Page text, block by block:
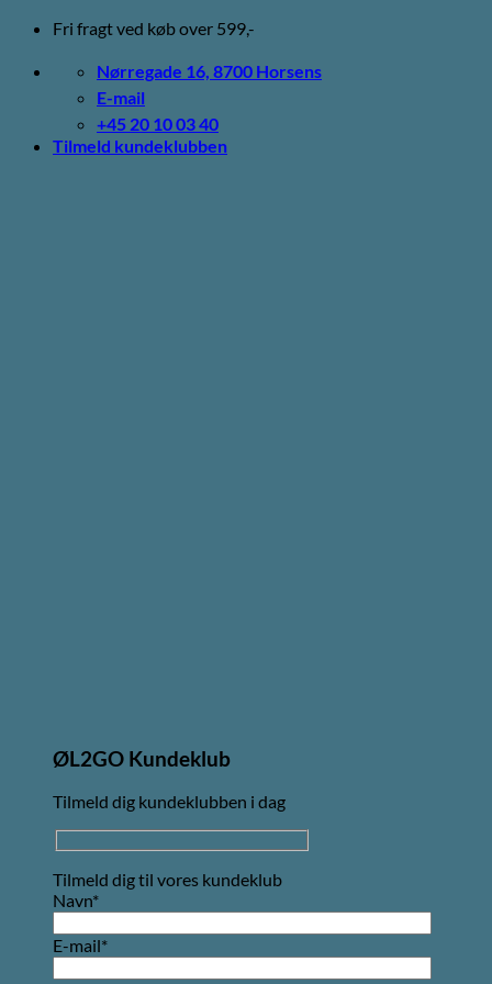
Fortsæt
indhold
Fri fragt ved køb over 599,-
Nørregade 16, 8700 Horsens
E-mail
+45 20 10 03 40
Tilmeld kundeklubben
ØL2GO Kundeklub
Tilmeld dig kundeklubben i dag
Tilmeld dig til vores kundeklub
Navn*
E-mail*